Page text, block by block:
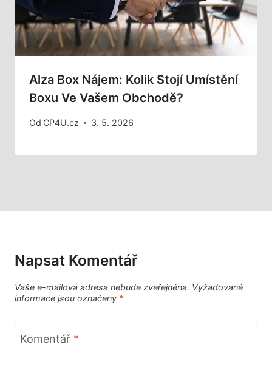
Alza Box Nájem: Kolik Stojí Umístění
Boxu Ve Vašem Obchodě?
Od CP4U.cz 3. 5. 2026
Napsat Komentář
Vaše e-mailová adresa nebude zveřejněna. Vyžadované
informace jsou označeny *
Komentář *